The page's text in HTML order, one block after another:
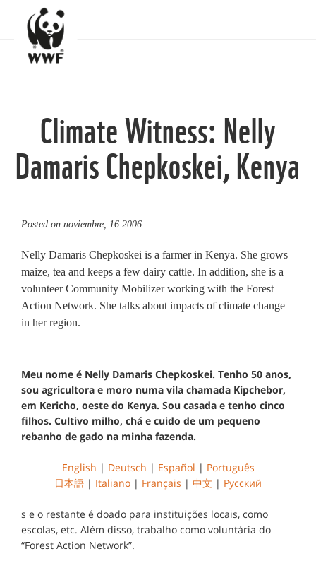
Climate Witness: Nelly
Damaris Chepkoskei, Kenya
Posted on noviembre, 16 2006
Nelly Damaris Chepkoskei is a farmer in Kenya. She grows
maize, tea and keeps a few dairy cattle. In addition, she is a
volunteer Community Mobilizer working with the Forest
Action Network. She talks about impacts of climate change
in her region.
Meu nome é Nelly Damaris Chepkoskei. Tenho 50 anos,
sou agricultora e moro numa vila chamada Kipchebor,
em Kericho, oeste do Kenya. Sou casada e tenho cinco
filhos. Cultivo milho, chá e cuido de um pequeno
rebanho de gado na minha fazenda.
English | Deutsch | Español | Português
日本語 | Italiano | Français | 中文 | Русский
s e o restante é doado para instituições locais, como
escolas, etc. Além disso, trabalho como voluntária do
“Forest Action Network”.